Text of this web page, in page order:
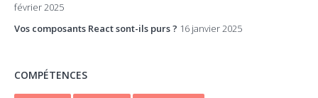
février 2025
Vos composants React sont-ils purs ? 16 janvier 2025
COMPÉTENCES